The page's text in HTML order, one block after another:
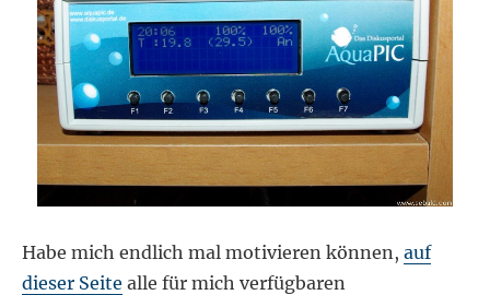
Habe mich endlich mal motivieren können,auf
dieser Seite alle für mich verfügbaren